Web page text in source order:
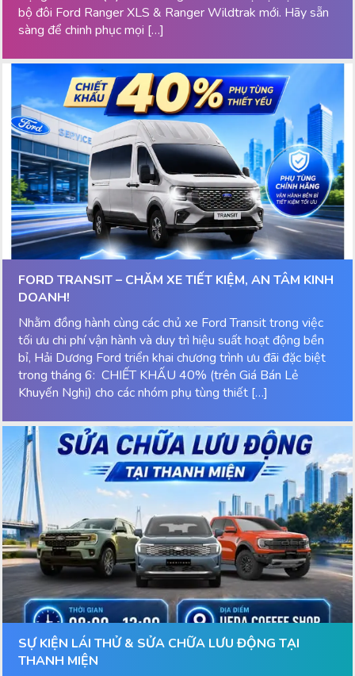
bộ đôi Ford Ranger XLS & Ranger Wildtrak mới. Hãy sẵn
sàng để chinh phục mọi […]
FORD TRANSIT – CHĂM XE TIẾT KIỆM, AN TÂM KINH
DOANH!
Nhằm đồng hành cùng các chủ xe Ford Transit trong việc
tối ưu chi phí vận hành và duy trì hiệu suất hoạt động bền
bỉ, Hải Dương Ford triển khai chương trình ưu đãi đặc biệt
trong tháng 6: CHIẾT KHẤU 40% (trên Giá Bán Lẻ
Khuyến Nghị) cho các nhóm phụ tùng thiết […]
SỰ KIỆN LÁI THỬ & SỬA CHỮA LƯU ĐỘNG TẠI
THANH MIỆN